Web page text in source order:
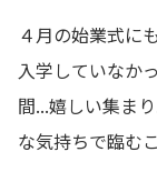
４月の始業式に
入学していなか
間...嬉しい集ま
な気持ちで臨む